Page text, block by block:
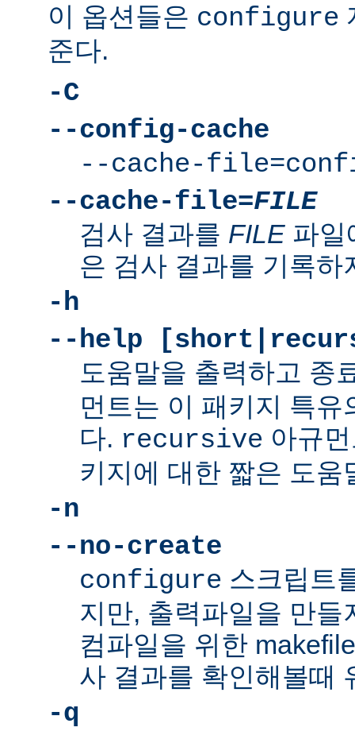
이 옵션들은 configure
준다.
-C
--config-cache
--cache-
--cache-file=FILE
검사 결과를 FILE 파일
은 검사 결과를 기록하
-h
--help
도움말을 출력하고 종
먼트는 이 패키지 특
다. recursive 아규
키지에 대한 짧은 도움
-n
--no-create
configure 스크립트
지만, 출력파일을 만들
컴파일을 위한
사 결과를 확인해볼때
-q